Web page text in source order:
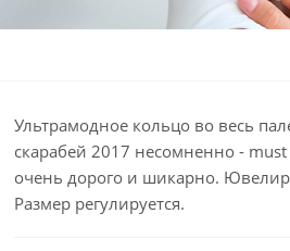
Ультрамодное кольцо во весь
скарабей 2017 несомненно - must
очень дорого и шикарно.
Размер регулируется.